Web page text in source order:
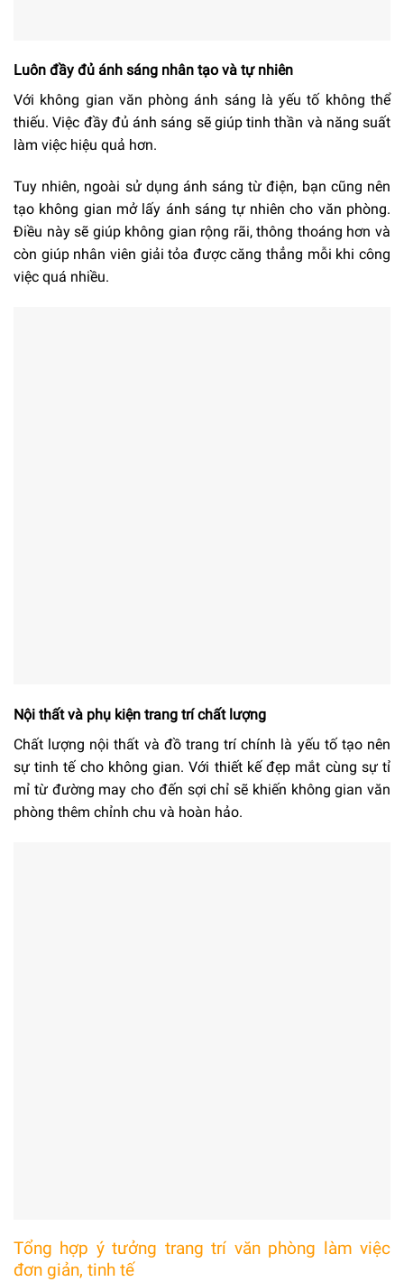
Luôn đầy đủ ánh sáng nhân tạo và tự nhiên
Với không gian văn phòng ánh sáng là yếu tố không thể
thiếu. Việc đầy đủ ánh sáng sẽ giúp tinh thần và năng suất
làm việc hiệu quả hơn.
Tuy nhiên, ngoài sử dụng ánh sáng từ điện, bạn cũng nên
tạo không gian mở lấy ánh sáng tự nhiên cho văn phòng.
Điều này sẽ giúp không gian rộng rãi, thông thoáng hơn và
còn giúp nhân viên giải tỏa được căng thẳng mỗi khi công
việc quá nhiều.
Nội thất và phụ kiện trang trí chất lượng
Chất lượng nội thất và đồ trang trí chính là yếu tố tạo nên
sự tinh tế cho không gian. Với thiết kế đẹp mắt cùng sự tỉ
mỉ từ đường may cho đến sợi chỉ sẽ khiến không gian văn
phòng thêm chỉnh chu và hoàn hảo.
Tổng hợp ý tưởng trang trí văn phòng làm việc
đơn giản, tinh tế